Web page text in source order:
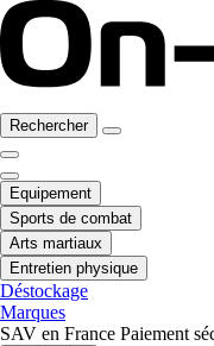
Rechercher
Equipement
Sports de combat
Arts martiaux
Entretien physique
Déstockage
Marques
SAV en France Paiement